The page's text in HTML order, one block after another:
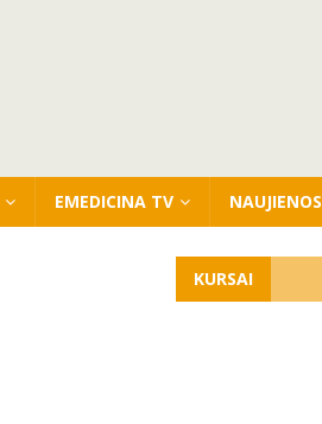
EMEDICINA TV NAUJIENOS
KURSAI